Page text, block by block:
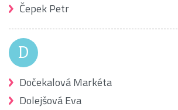
Čepek Petr
D
Dočekalová Markéta
Dolejšová Eva